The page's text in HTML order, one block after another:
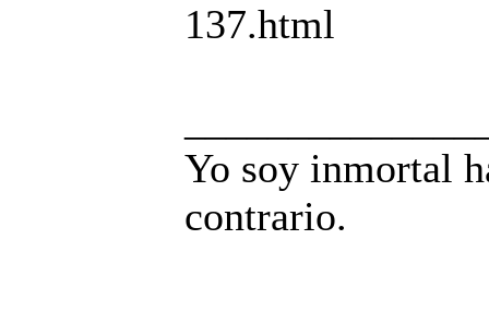
137.html
Yo soy inmortal
contrario.